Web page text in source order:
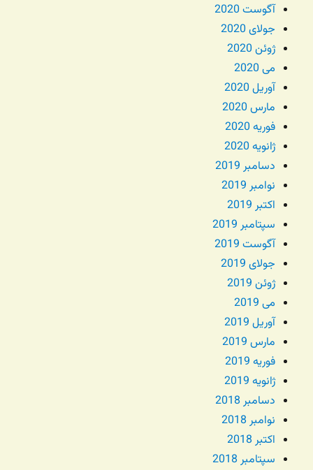
آگوست 2020
جولای 2020
ژوئن 2020
می 2020
آوریل 2020
مارس 2020
فوریه 2020
ژانویه 2020
دسامبر 2019
نوامبر 2019
اکتبر 2019
سپتامبر 2019
آگوست 2019
جولای 2019
ژوئن 2019
می 2019
آوریل 2019
مارس 2019
فوریه 2019
ژانویه 2019
دسامبر 2018
نوامبر 2018
اکتبر 2018
سپتامبر 2018